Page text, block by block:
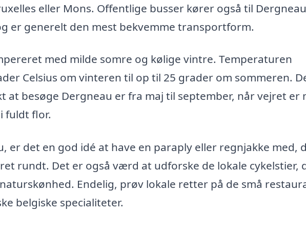
eller Mons. Offentlige busser kører også til
er generelt den mest bekvemme transportform.
med milde somre og kølige vintre. Temperaturen
Celsius om vinteren til op til 25 grader om sommeren.
at besøge Dergneau er fra maj til september, når vejret er
fuldt flor.
er det en god idé at have en paraply eller regnjakke med,
rundt. Det er også værd at udforske de lokale cykelstier,
Endelig, prøv lokale retter på de små
belgiske specialiteter.